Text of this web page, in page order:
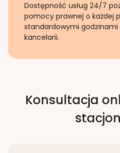
Dostępność usług 24/7
pomocy prawnej o każdej
standardowymi
kancelarii.
Konsultacja